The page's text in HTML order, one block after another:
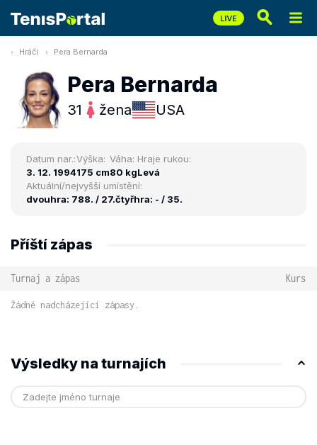
Hráči Pera Bernarda
Pera Bernarda
31 žena USA
Datum nar.:
3. 12. 1994
Výška:
175 cm
Váha:
80 kg
Hraje rukou:
Levá
Aktuální/nejvyšší umístění:
dvouhra: 788. / 27.čtyřhra: - / 35.
Příští zápas
Turnaj a zápas Kurs
Žádné nadcházející zápasy.
Výsledky na turnajích